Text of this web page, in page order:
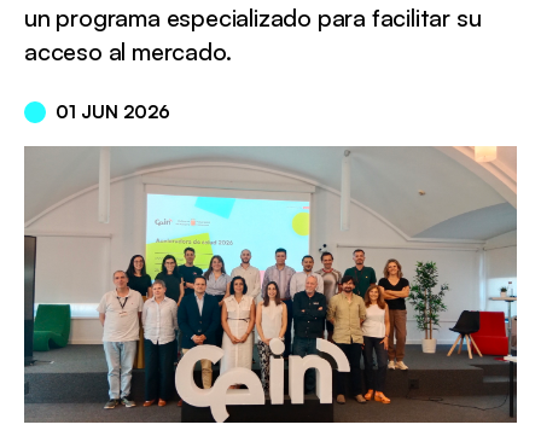
un programa especializado para facilitar su
acceso al mercado.
01 JUN 2026